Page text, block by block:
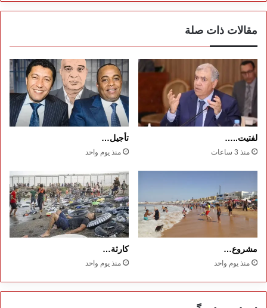
مقالات ذات صلة
لفتيت..…
منذ 3 ساعات
تأجيل…
منذ يوم واحد
مشروع…
منذ يوم واحد
كارثة…
منذ يوم واحد